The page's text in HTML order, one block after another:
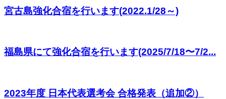
宮古島強化合宿を行います(2022.1/28～)
福島県にて強化合宿を行います(2025/7/18〜7/2...
2023年度 日本代表選考会 合格発表（追加②）